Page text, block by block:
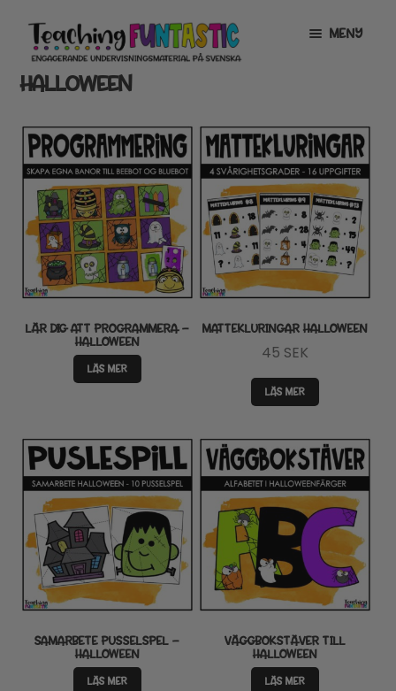
Hoppa
till
navigering
Gå
till
innehåll
MENY
INFO
MITT KONTO
GRATISMATERIAL
EXPANDERA
UNDERMENY
BUTIK
LICENSER
EXPANDERA
UNDERMENY
TIPSHÖRNAN
HALLOWEEN
LÄR DIG ATT PROGRAMMERA –
HALLOWEEN
LÄS MER
MATTEKLURINGAR HALLOWEEN
45 SEK
LÄS MER
SAMARBETE PUSSELSPEL –
HALLOWEEN
LÄS MER
VÄGGBOKSTÄVER TILL
HALLOWEEN
LÄS MER